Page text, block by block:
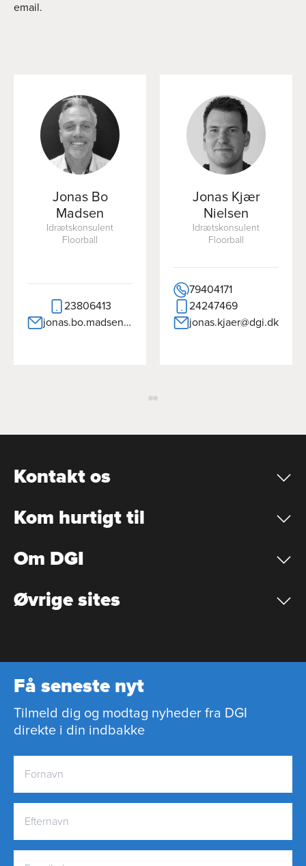
email.
Jonas Bo
Madsen
Idrætskonsulent
Floorball
23806413
jonas.bo.madsen@dgi.dk
Jonas Kjær
Nielsen
Idrætskonsulent
Floorball
79404171
24247469
jonas.kjaer@dgi.dk
Kontakt os
Kom hurtigt til
Om DGI
Øvrige sites
Få seneste nyt
Tilmeld dig og modtag nyheder fra DGI
direkte i din indbakke